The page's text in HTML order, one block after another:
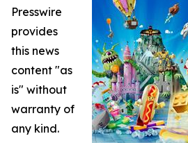
Presswire
provides
this news
content "as
is" without
warranty of
any kind.